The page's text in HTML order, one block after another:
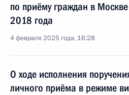
по приёму граждан в
2018 года
4 февраля 2025 года, 16:28
О ходе исполнения
личного приёма в режиме